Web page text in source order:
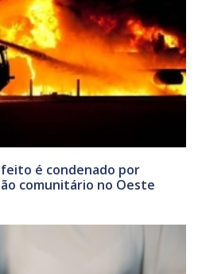
é condenado por
comunitário no Oeste